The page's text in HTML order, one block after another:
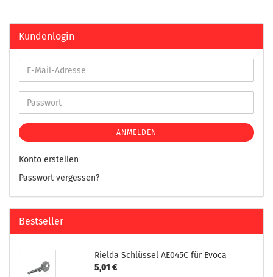
Kundenlogin
ANMELDEN
Konto erstellen
Passwort vergessen?
Bestseller
Rielda Schlüssel AE045C für Evoca
5,01 €